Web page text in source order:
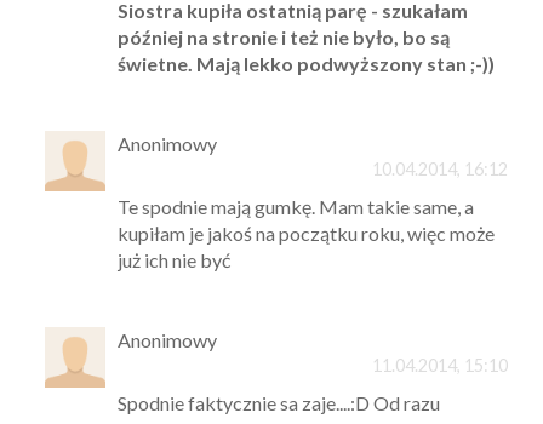
Siostra kupiła ostatnią parę - szukałam
później na stronie i też nie było, bo są
świetne. Mają lekko podwyższony stan ;-))
Anonimowy
10.04.2014, 16:12
Te spodnie mają gumkę. Mam takie same, a
kupiłam je jakoś na początku roku, więc może
już ich nie być
Anonimowy
11.04.2014, 15:10
Spodnie faktycznie sa zaje....:D Od razu